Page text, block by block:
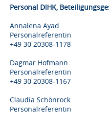
Personal DIHK,
Annalena Ayad
Personalreferentin
+49 30 20308-1178
Dagmar Hofmann
Personalreferentin
+49 30 20308-1167
Claudia Schönrock
Personalreferentin